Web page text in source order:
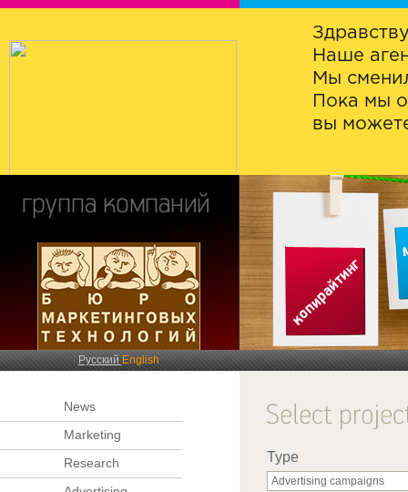
Наше
Мы
Пока мы
вы
РусскийEnglish
News
Marketing
Research
Type